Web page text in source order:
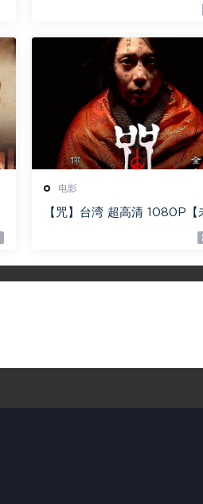
电影
【咒】台湾 超高清 1080P【
减】4G 【全网目前最清晰版